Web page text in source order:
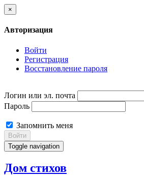
×
Авторизация
Войти
Регистрация
Восстановление пароля
Логин или эл. почта
Пароль
Запомнить меня
Войти
Toggle navigation
Дом стихов